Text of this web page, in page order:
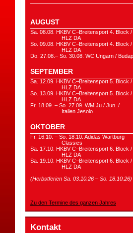
AUGUST
Sa. 08.08. HKBV C–Breitensport 4. Block /
HLZ DA
So. 09.08. HKBV C–Breitensport 4. Block /
HLZ DA
Do. 27.08.– So. 30.08. WC Ungarn /
SEPTEMBER
Sa. 12.09. HKBV C–Breitensport 5. Block /
HLZ DA
So. 13.09. HKBV C–Breitensport 5. Block /
HLZ DA
Fr. 18.09. – So. 27.09. WM Ju / Jun. /
Italien Jesolo
OKTOBER
Fr. 16.10. – So. 18.10. Adidas Wartburg
Classics
Sa. 17.10. HKBV C–Breitensport 6. Block /
HLZ DA
Sa. 19.10. HKBV C–Breitensport 6. Block /
HLZ DA
(Herbstferien Sa. 03.10.26 – So. 18.10.26)
Zu den Termine des ganzen Jahres
Kontakt